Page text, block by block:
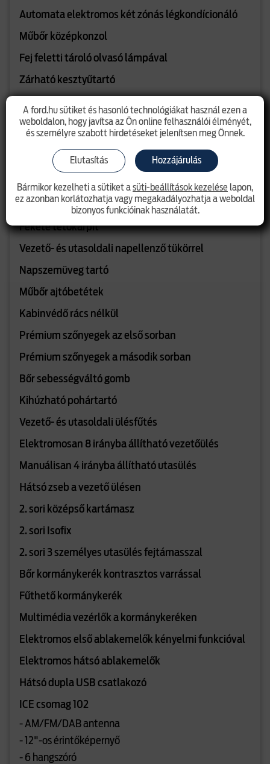
Automata elektromos két zónás légkondícionáló
Műbőr középkonzol
Fej feletti tároló olvasó lámpával
Zárható kesztyűtartó
Belső LED hangulatvilágítás
Tachográf előkészítés
Automatikusan elsötétedő belső visszapillantó
tükör
Fekete tetőkárpit
Vezető- és utasoldali napellenző tükörrel
Napszemüveg tartó
Műbőr ajtóbetétek
Kabinvédő rács nélkül
Prémium szőnyegek az első sorban
Prémium szőnyegek a második sorban
Bőr sebességváltó gomb
Kihúzható pohártartó
Vezető- és utasoldali ülésfűtés
Elektromosan 8 irányba állítható vezetőülés
Manuálisan 4 irányba állítható utasülés
Hátsó zseb a vezető ülésen
2. sori középső kartámasz
2. sori Isofix
2. sori 3 személyes utasülés fejtámasszal
Bőr kormánykerék kontrasztos varrással
Fűthető kormánykerék
Multimédia vezérlők a kormánykeréken
Elektromos első ablakemelők kényelmi funkcióval
Elektromos hátsó ablakemelők
Hátsó dupla USB csatlakozó
ICE csomag 102
- AM/FM/DAB antenna
- 12"-os érintőképernyő
- 6 hangszóró
A ford.hu sütiket és hasonló technológiákat használ ezen a
weboldalon, hogy javítsa az Ön online felhasználói élményét,
és személyre szabott hirdetéseket jelenítsen meg Önnek.
Elutasítás Hozzájárulás
Bármikor kezelheti a sütiket asüti-beállítások kezelése lapon,
ez azonban korlátozhatja vagy megakadályozhatja a weboldal
bizonyos funkcióinak használatát.